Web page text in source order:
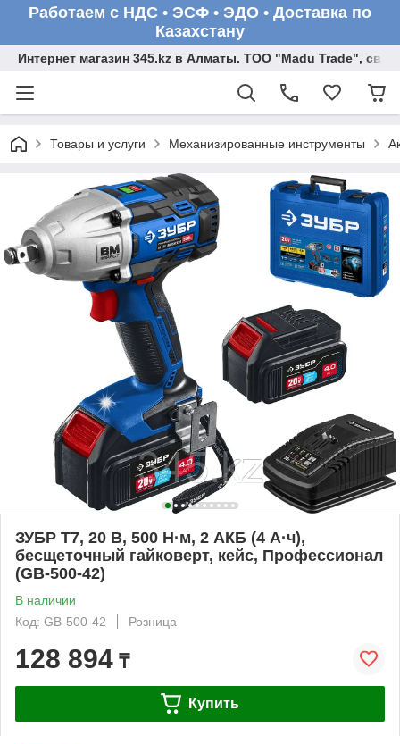
Работаем с НДС • ЭСФ • ЭДО • Доставка по
Казахстану
Интернет магазин 345.kz в Алматы. ТОО "Madu Trade",
Товары и услуги Механизированные инструменты
ЗУБР Т7, 20 В, 500 Н·м, 2 АКБ (4 А·ч),
бесщеточный гайковерт, кейс, Профессионал
(GB-500-42)
В наличии
Код: GB-500-42
Розница
128 894 ₸
Купить